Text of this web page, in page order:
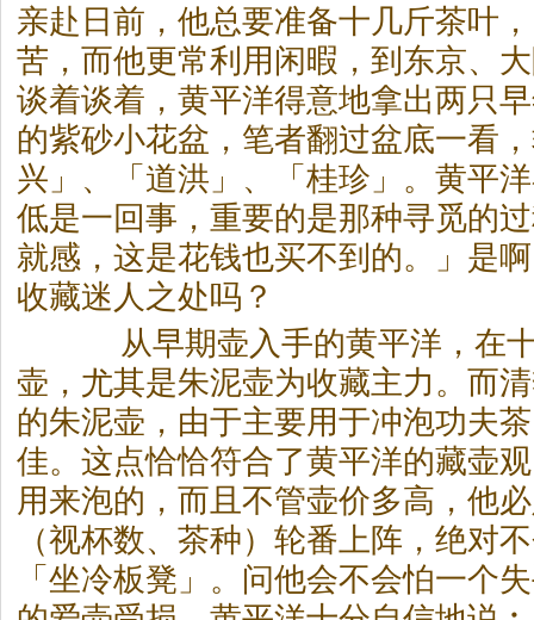
亲赴日前，他总要准备十几斤茶叶
苦，而他更常利用闲暇，到东京、
谈着谈着，黄平洋得意地拿出两只
的紫砂小花盆，笔者翻过盆底一看
兴」、「道洪」、「桂珍」。黄平
低是一回事，重要的是那种寻觅的
就感，这是花钱也买不到的。」是
收藏迷人之处吗？
从早期壶入手的黄平洋，在十
壶，尤其是朱泥壶为收藏主力。而
的朱泥壶，由于主要用于冲泡功夫茶
佳。这点恰恰符合了黄平洋的藏壶
用来泡的，而且不管壶价多高，他
（视杯数、 茶种）轮番上阵，绝对
「坐冷板凳」。问他会不会怕一个